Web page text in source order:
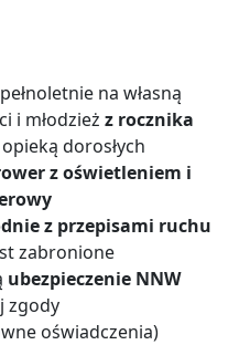
na własną
i młodzież z rocznika
dorosłych
z oświetleniem i
z przepisami ruchu
zabronione
ubezpieczenie NNW
zgody
oświadczenia)